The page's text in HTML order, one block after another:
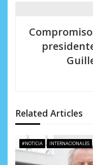
e
e
n
Related Articles
#NOTICIA INTERNACIONALES